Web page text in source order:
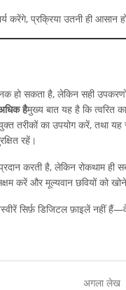
करेंगे, प्रक्रिया उतनी ही आसान
हो सकता है, लेकिन सही
हैमुख्य बात यह है कि त्वरित
तरीकों का उपयोग करें, तथा यह
रहें।
करती है, लेकिन रोकथाम ही
करें और मूल्यवान छवियों को
सिर्फ़ डिजिटल फ़ाइलें नहीं
अगला लेख